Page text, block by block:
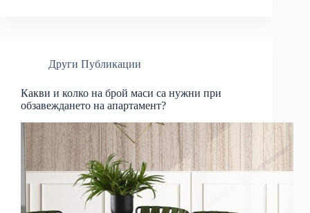
Други Публикации
Какви и колко на брой маси са нужни при
обзавеждането на апартамент?